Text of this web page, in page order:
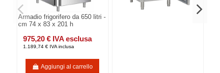
Armadio frigorifero da 650 litri -
cm 74 x 83 x 201 h
975,20 € IVA esclusa
1.189,74 € IVA inclusa
Aggiungi al carrello